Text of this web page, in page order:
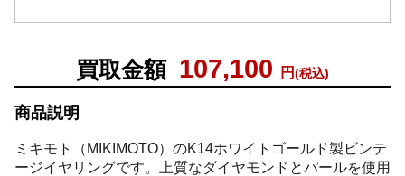
買取金額 107,100 円(税込)
商品説明
ミキモト（MIKIMOTO）のK14ホワイトゴールド製ビンテ
ージイヤリングです。上質なダイヤモンドとパールを使用